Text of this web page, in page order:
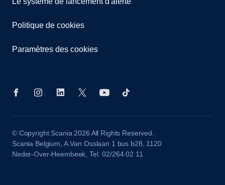
Politique de cookies
Paramètres des cookies
© Copyright Scania 2026 All Rights Reserved.
Scania Belgium, A.Van Osslaan 1 bus b28, 1120
Neder-Over-Heembeek, Tel. 02/264 02 11